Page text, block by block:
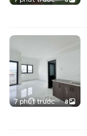
7 phút trước 8